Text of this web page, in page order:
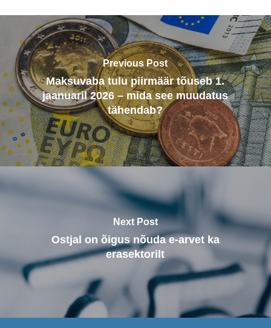
Previous Post
Maksuvaba tulu piirmäär tõuseb 1.
jaanuaril 2026 – mida see muudatus
tähendab?
Next Post
Ostjal on õigus nõuda e-arvet ka
erasektorilt